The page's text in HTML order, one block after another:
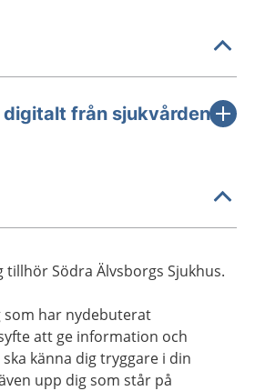
digitalt från sjukvården
Södra Älvsborgs Sjukhus.
som har nydebuterat
att ge information och
känna dig tryggare i din
upp dig som står på